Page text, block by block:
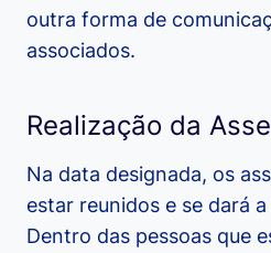
outra forma de
associados.
Realização da
Na data designada, os
estar reunidos e se dará
Dentro das pessoas que